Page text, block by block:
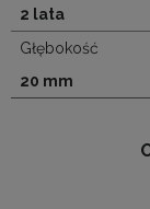
2 lata
Głębokość
20 mm